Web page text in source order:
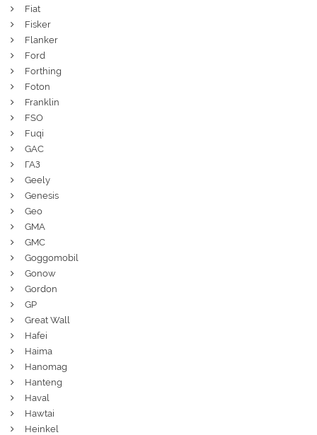
Fiat
Fisker
Flanker
Ford
Forthing
Foton
Franklin
FSO
Fuqi
GAC
ГАЗ
Geely
Genesis
Geo
GMA
GMC
Goggomobil
Gonow
Gordon
GP
Great Wall
Hafei
Haima
Hanomag
Hanteng
Haval
Hawtai
Heinkel